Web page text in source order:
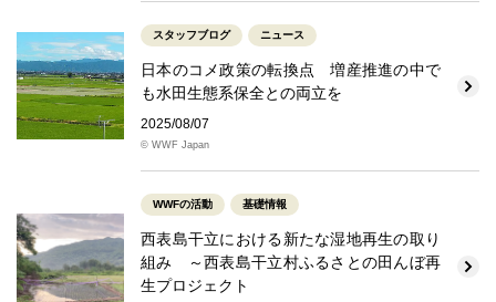
スタッフブログ ニュース
日本のコメ政策の転換点 増産推進の中で
も水田生態系保全との両立を
2025/08/07
© WWF Japan
WWFの活動 基礎情報
西表島干立における新たな湿地再生の取り
組み ～西表島干立村ふるさとの田んぼ再
生プロジェクト